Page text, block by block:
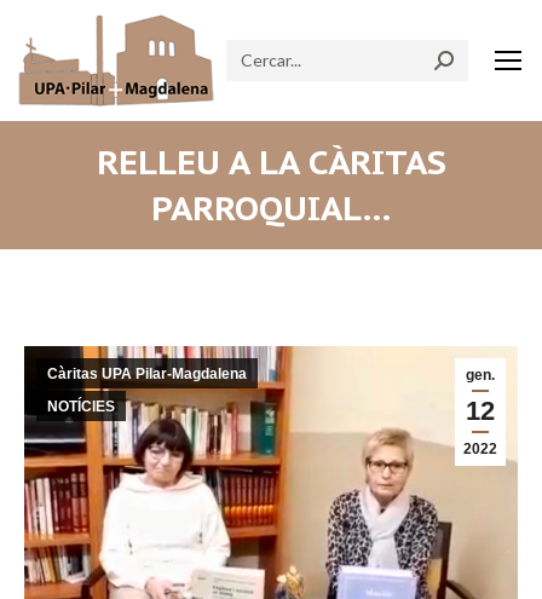
Search:
RELLEU A LA CÀRITAS
PARROQUIAL…
gen.
12
2022
Càritas UPA Pilar-Magdalena
NOTÍCIES